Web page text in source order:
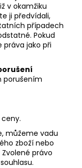
v okamžiku
ji předvídali,
případech
Pokud
jako při
porušením
můžeme vadu
zboží nebo
právo